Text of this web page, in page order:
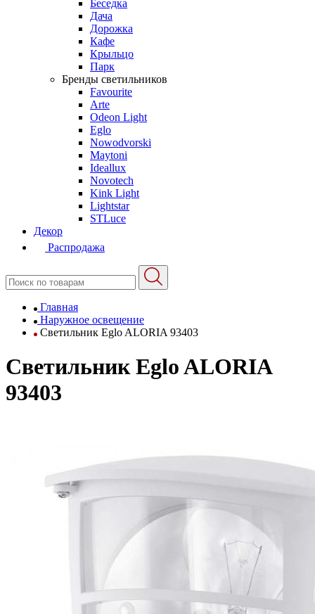
Беседка
Дача
Дорожка
Кафе
Крыльцо
Парк
Бренды светильников
Favourite
Arte
Odeon Light
Eglo
Nowodvorski
Maytoni
Ideallux
Novotech
Kink Light
Lightstar
STLuce
Декор
Распродажа
Главная
Наружное освещение
Светильник Eglo ALORIA 93403
Светильник Eglo ALORIA
93403